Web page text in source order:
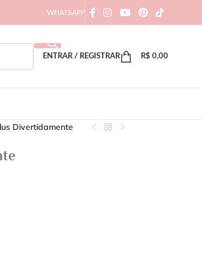
WHATSAPP
ENTRAR / REGISTRAR R$ 0,00
Divertidamente